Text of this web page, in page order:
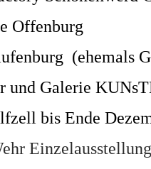
Offenburg
(ehemals
und Galerie
bis Ende